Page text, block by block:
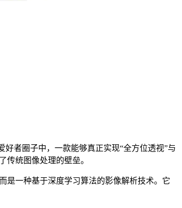
者圈子中，一款能够真正实现“全方位透视”与
传统图像处理的壁垒。
是一种基于深度学习算法的影像解析技术。它